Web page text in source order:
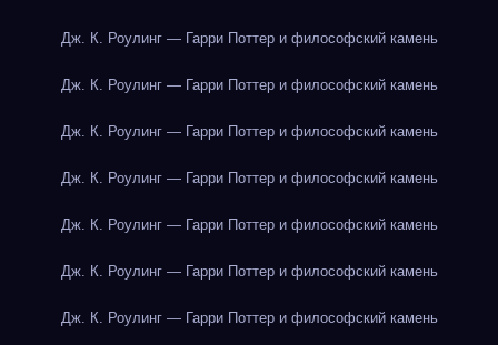
Дж. К. Роулинг — Гарри Поттер и философский камень
Дж. К. Роулинг — Гарри Поттер и философский камень
Дж. К. Роулинг — Гарри Поттер и философский камень
Дж. К. Роулинг — Гарри Поттер и философский камень
Дж. К. Роулинг — Гарри Поттер и философский камень
Дж. К. Роулинг — Гарри Поттер и философский камень
Дж. К. Роулинг — Гарри Поттер и философский камень